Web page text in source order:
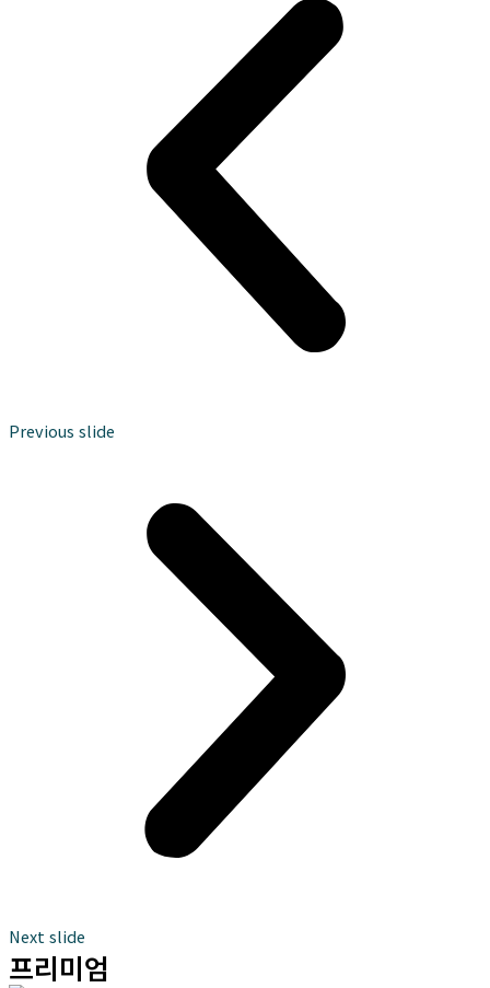
Previous slide
Next slide
프리미엄